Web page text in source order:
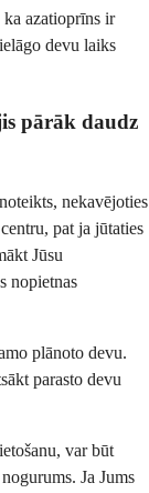
ka azatioprīns ir
devu laiks
pārāk daudz
nekavējoties
pat ja jūtaties
Jūsu
nopietnas
plānoto devu.
parasto devu
var būt
Ja Jums